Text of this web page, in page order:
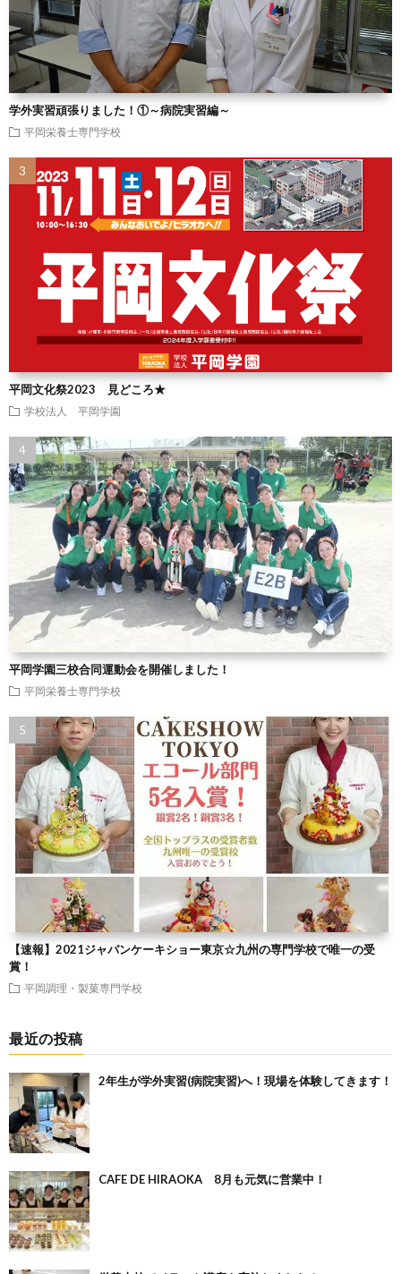
学外実習頑張りました！①～病院実習編～
平岡栄養士専門学校
平岡文化祭2023 見どころ★
学校法人 平岡学園
平岡学園三校合同運動会を開催しました！
平岡栄養士専門学校
【速報】2021ジャパンケーキショー東京☆九州の専門学校で唯一の受
賞！
平岡調理・製菓専門学校
最近の投稿
2年生が学外実習(病院実習)へ！現場を体験してきます！
CAFE DE HIRAOKA 8月も元気に営業中！